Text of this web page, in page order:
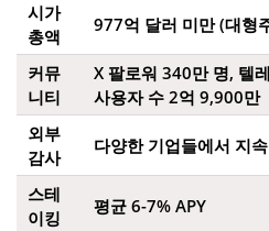
시가
총액
977억 달러 미만 (대형
커뮤
니티
X 팔로워 340만 명, 텔
사용자 수 2억 9,900만
외부
감사
다양한 기업들에서 지
스테
이킹
평균 6-7% APY